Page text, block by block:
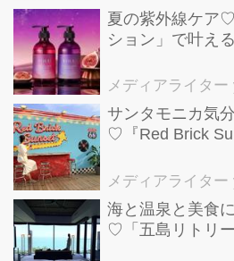
夏の紫外線ケア
ション」で叶え
メディアライター
サンタモニカ気
♡『Red Brick
メディアライター
海と温泉と美食
♡「五島リトリ